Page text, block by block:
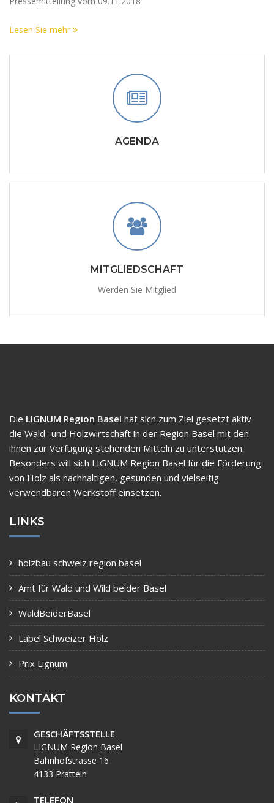
Lesen Sie mehr
AGENDA
MITGLIEDSCHAFT
Werden Sie Mitglied
Die LIGNUM Region Basel hat sich zum Ziel gesetzt aktiv
die Wald- und Holzwirtschaft in der Region Basel mit den
ihnen zur Verfügung stehenden Mitteln zu unterstützen.
Besonders will sich LIGNUM Region Basel für die Förderung
von Holz als nachhaltigen, gesunden und vielseitig
verwendbaren Werkstoff einsetzen.
LINKS
holzbau schweiz region basel
Amt für Wald und Wild beider Basel
WaldBeiderBasel
Label Schweizer Holz
Prix Lignum
KONTAKT
GESCHÄFTSSTELLE
LIGNUM Region Basel
Bahnhofstrasse 16
4133 Pratteln
TELEFON